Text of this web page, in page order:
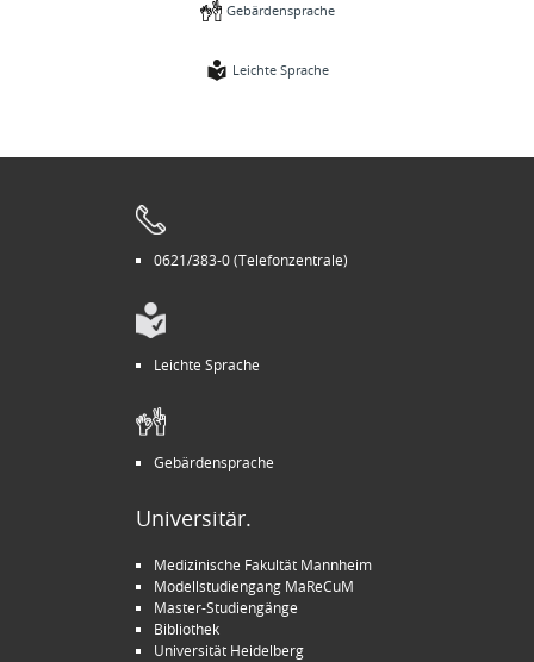
Gebärdensprache
Leichte Sprache
0621/383-0 (Telefonzentrale)
Leichte Sprache
Gebärdensprache
Universitär.
Medizinische Fakultät Mannheim
Modellstudiengang MaReCuM
Master-Studiengänge
Bibliothek
Universität Heidelberg